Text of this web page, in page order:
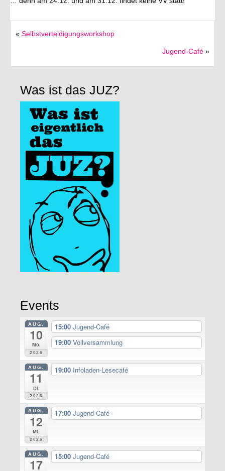
Impressum|Kontakt|Datenschutzerklärung
Italiano
« Selbstverteidigungsworkshop
Jugend-Café »
Was ist das JUZ?
Events
AUG.
10
Mo.
2026
15:00 Jugend-Café
19:00 Vollversammlung
AUG.
11
Di.
2026
19:00 Infoladen-Lesecafé
AUG.
12
Mi.
2026
17:00 Jugend-Café
AUG.
17
15:00 Jugend-Café